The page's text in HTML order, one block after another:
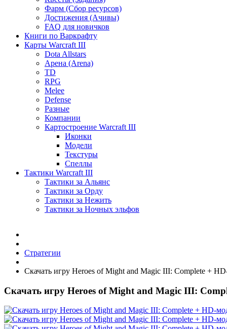
Фарм (Сбор ресурсов)
Достижения (Ачивы)
FAQ для новичков
Книги по Варкрафту
Карты Warcraft III
Dota Allstars
Арена (Arena)
TD
RPG
Melee
Defense
Разные
Компании
Картостроение Warcraft III
Иконки
Модели
Текстуры
Спеллы
Тактики Warcraft III
Тактики за Альянс
Тактики за Орду
Тактики за Нежить
Тактики за Ночных эльфов
Стратегии
Скачать игру Heroes of Might and Magic III: Complete +
Скачать игру Heroes of Might and Magic III: